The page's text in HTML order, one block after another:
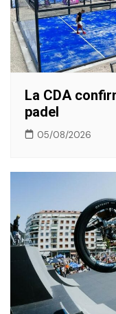
La CDA
padel
05/08/2026